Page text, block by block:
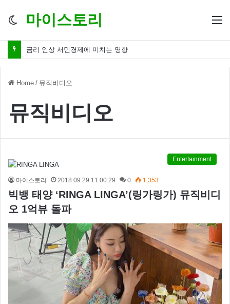
Switch
마이스토리
금리 인하 서민경제 파장 ‘숨겨진 영향력’
Home / 뮤직비디오
뮤직비디오
Entertainment
마이스토리 2018.09.29 11:00:29 0 1,353
빅뱅 태양 ‘RINGA LINGA’(링가링가) 뮤직비디
오 1억뷰 돌파